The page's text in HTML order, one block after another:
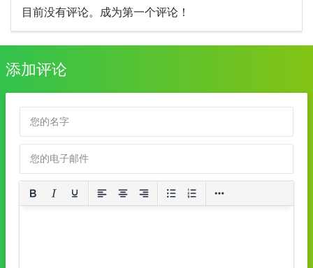
目前没有评论。成为第一个评论！
添加评论